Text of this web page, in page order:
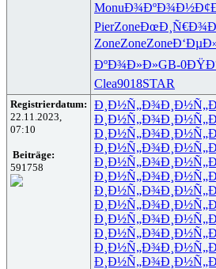
MonuÐ¾ÐºÐ¾Ð½
PierZoneÐœÐ¸Ñ€Ð¾
ZoneZoneZone
ÐºÐ¾Ð»Ð»GB-0
Clea9018STAR
Registrierdatum:
22.11.2023,
07:10
Beiträge:
591758
Ð¸Ð½Ñ„Ð¾
Ð¸Ð½Ñ„Ð¾
Ð¸Ð½Ñ„Ð¾
Ð¸Ð½Ñ„Ð¾
Ð¸Ð½Ñ„Ð¾
Ð¸Ð½Ñ„Ð¾
Ð¸Ð½Ñ„Ð¾
Ð¸Ð½Ñ„Ð¾
Ð¸Ð½Ñ„Ð¾
Ð¸Ð½Ñ„Ð¾
Ð¸Ð½Ñ„Ð¾
Ð¸Ð½Ñ„Ð¾